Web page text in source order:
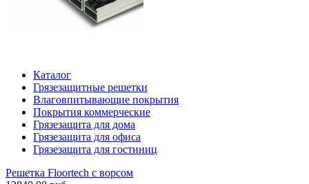
Каталог
Грязезащитные решетки
Влаговпитывающие покрытия
Покрытия коммерческие
Грязезащита для дома
Грязезащита для офиса
Грязезащита для гостиниц
Решетка Floortech с ворсом